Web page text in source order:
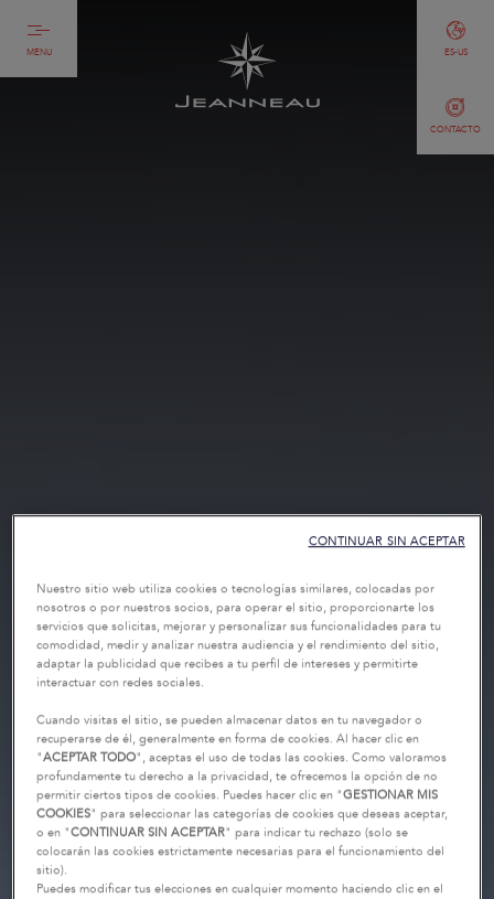
MENU
CONTACTO
ES-US
Nuestro sitio web utiliza cookies o tecnologías similares, colocadas por
nosotros o por nuestros socios, para operar el sitio, proporcionarte los
servicios que solicitas, mejorar y personalizar sus funcionalidades para tu
comodidad, medir y analizar nuestra audiencia y el rendimiento del sitio,
adaptar la publicidad que recibes a tu perfil de intereses y permitirte
interactuar con redes sociales.
Cuando visitas el sitio, se pueden almacenar datos en tu navegador o
recuperarse de él, generalmente en forma de cookies. Al hacer clic en
"ACEPTAR TODO", aceptas el uso de todas las cookies. Como valoramos
profundamente tu derecho a la privacidad, te ofrecemos la opción de no
permitir ciertos tipos de cookies. Puedes hacer clic en "GESTIONAR MIS
COOKIES" para seleccionar las categorías de cookies que deseas aceptar,
o en "CONTINUAR SIN ACEPTAR" para indicar tu rechazo (solo se
colocarán las cookies estrictamente necesarias para el funcionamiento del
sitio).
Puedes modificar tus elecciones en cualquier momento haciendo clic en el
CONTINUAR SIN ACEPTAR